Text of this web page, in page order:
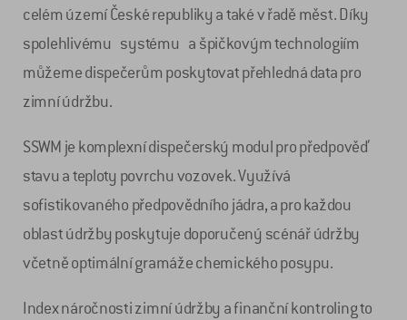
celém území České republiky a také v řadě měst. Díky
spolehlivému systému a špičkovým technologiím
můžeme dispečerům poskytovat přehledná data pro
zimní údržbu.
SSWM je komplexní dispečerský modul pro předpověď
stavu a teploty povrchu vozovek. Využívá
sofistikovaného předpovědního jádra, a pro každou
oblast údržby poskytuje doporučený scénář údržby
včetně optimální gramáže chemického posypu.
Index náročnosti zimní údržby a finanční kontroling to